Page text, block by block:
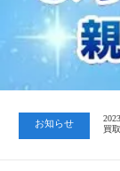
お知らせ
買
中
買